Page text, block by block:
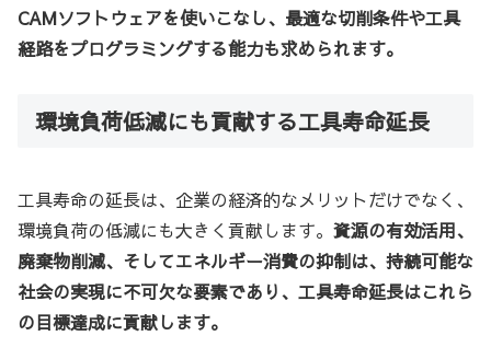
CAMソフトウェアを使いこなし、最適な切削条件や工具
経路をプログラミングする能力も求められます。
環境負荷低減にも貢献する工具寿命延長
工具寿命の延長は、企業の経済的なメリットだけでなく、
環境負荷の低減にも大きく貢献します。 資源の有効活用、
廃棄物削減、そしてエネルギー消費の抑制は、持続可能な
社会の実現に不可欠な要素であり、工具寿命延長はこれら
の目標達成に貢献します。